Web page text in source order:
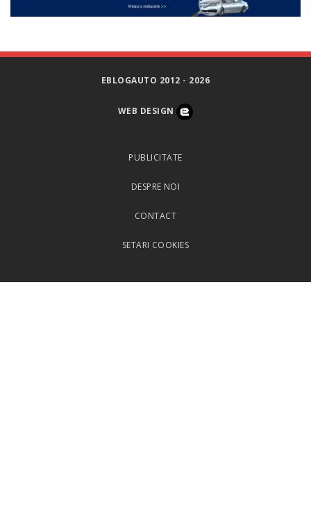
EBLOGAUTO 2012 - 2026
WEB DESIGN
PUBLICITATE
DESPRE NOI
CONTACT
SETARI COOKIES